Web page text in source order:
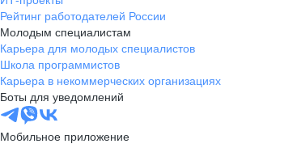
Рейтинг работодателей России
Молодым специалистам
Карьера для молодых специалистов
Школа программистов
Карьера в некоммерческих организациях
Боты для уведомлений
Мобильное приложение